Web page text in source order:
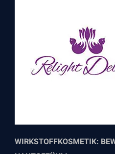
WIRKSTOFFKOSMETIK: